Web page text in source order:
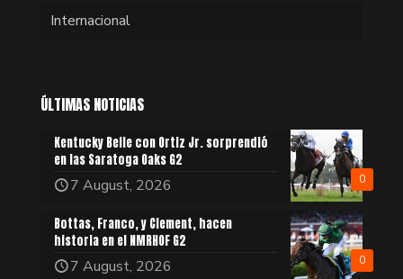
Internacional
ÚLTIMAS NOTICIAS
0
Kentucky Belle con Ortiz Jr. sorprendió
en las Saratoga Oaks G2
7 August, 2026
0
Bottas, Franco, y Clement, hacen
historia en el NMRHOF G2
7 August, 2026